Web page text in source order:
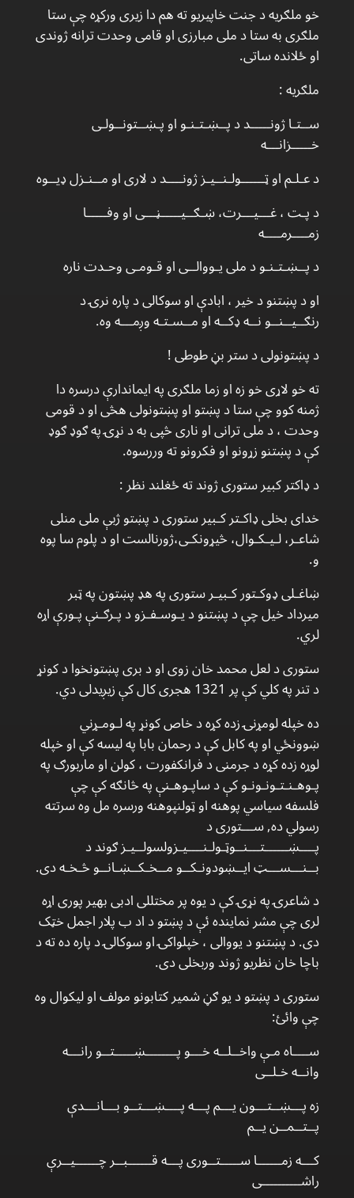
خو ملګریه د جنت خاپیریو ته هم دا زیری ورکړه چې ستا
ملګری به ستا د ملی مبارزی او قامی وحدت ترانه ژوندی
او ځلانده ساتی.
ملګریه :
ســتـا ژونـــــد د پــښـتـنـو او پـښــتونــولـی
خـــــزانـــه
د عـلـم او ټــــــولـنــیـز ژونــــد د لاری او مــنـزل ډیــوه
د پـت ، غـــیـــرت، ښـګــیـــــڼـــی او وفـــــا
زمــــرمــــه
د پــښـتـنـو د ملی یـووالــی او قـومـی وحـدت ناره
او د پښتنو د خیر ، ابادې او سوکالی د پاره نرۍ د
رنګــیــنــو نــه ډکــه او مــسـتـه وږمـــه وه.
د پښتونولی د ستر بڼ طوطی !
ته خو لاړی خو زه او زما ملګری په ایماندارې درسره دا
ژمنه کوو چې ستا د پښتو او پښتونولی هڅی او د قومی
وحدت ، د ملی ترانی او ناری څپی به د نړۍ په ګوډ ګوډ
کې د پښتنو زړونو او فکرونو ته وررسوه.
د ډاکتر کبیر ستوری ژوند ته ځغلند نظر :
خدای بخلی ډاکـتر کـبیر ستوری د پښتو ژبې ملی منلی
شاعـر، لـیـکـوال، څیړونکـی،ژورنالست او د پلوم سا پوه
و.
ښاغـلی ډوکـتور کـبیـر ستوری په هډ پښتون په ټبر
میرداد خیل چې د پښتنو د یـوسـفـزو د پـرګـنې پـورې اړه
لري.
ستوری د لعل محمد خان زوی او د بری پښتونخوا د کونړ
د تنر په کلي کې پر 1321 هجری کال کې زيږیدلی دي.
ده خپله لومړنۍ زده کړه د خاص کونړ په لـومـړني
ښوونځي او په کابل کې د رحمان بابا په لیسه کې او خپله
لوړه زده کړه د جرمنی د فرانکفورت ، کولن او ماربورګ په
پـوهـنـتـونـونـو کې د ساپـوهـنې په څانګه کې چې
فلسفه سیاسي پوهنه او ټولنپوهنه ورسره مل وه سرتته
رسولي ده, ســـتوری د
پــــښــــــتـــنــوټـولـنــــیـزولسولــیـز ګوند د
بــنـــســـټ ایــښودونـکــو مــخـکــښـانــو څـخـه دی.
د شاعرۍ په نړۍ کې د یوه پر مختللی ادبی بهیر پوری اړه
لری چې مشر نماينده ئې د پښتو د اد ب پلار اجمل خټک
دی. د پښتنو د یووالی ، خپلواکۍ او سوکالۍ د پاره ده ته د
باچا خان نظریو ژوند وربخلی دی.
ستوری د پښتو د یو ګڼ شمیر کتابونو مولف او لیکوال وه
چې وائئ:
ســــاه مـې واخــلــه خـــو پــــــــښـــــتــو رانـــه
وانــه خـلــی
زه پـــښــتـــون یـــم پـــه پــــښـــتــو بـــانـــدې
پــتــمــن یــم
کـــه زمــــــا ســـــتــوری پـــه قــــــبــر چــــــیــرې
راشــــــــــی